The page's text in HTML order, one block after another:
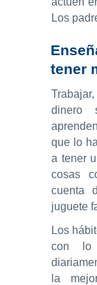
Los
tener
dinero
que lo
a tener
cosas
cuenta
juguete
Los
con lo
la